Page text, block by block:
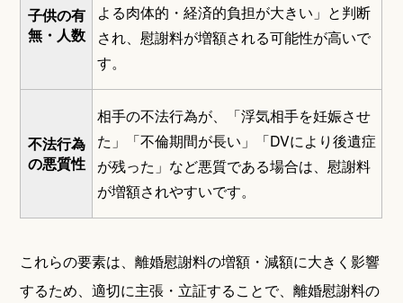
子供の有
無・人数
よる肉体的・経済的負担が大きい」と判断
され、慰謝料が増額される可能性が高いで
す。
不法行為
の悪質性
相手の不法行為が、「浮気相手を妊娠させ
た」「不倫期間が長い」「DVにより後遺症
が残った」など悪質である場合は、慰謝料
が増額されやすいです。
これらの要素は、離婚慰謝料の増額・減額に大きく影響
するため、適切に主張・立証することで、離婚慰謝料の